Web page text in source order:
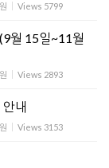
Views 5799
월 15일~11월
Views 2893
내
Views 3153